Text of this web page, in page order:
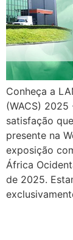
Conheça a
(WACS) 2025
satisfação
presente na
exposição
África
de 2025.